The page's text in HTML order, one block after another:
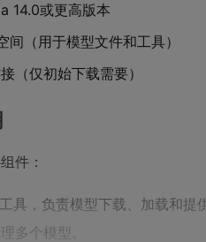
14.0或更高版本
间（用于模型文件和工具）
（仅初始下载需要）
件：
具，负责模型下载、加载和
多个模型。